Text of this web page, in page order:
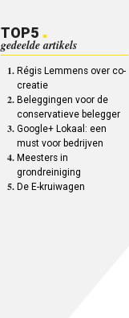
TOP5
gedeelde artikels
Régis Lemmens over co-
creatie
Beleggingen voor de
conservatieve belegger
Google+ Lokaal: een
must voor bedrijven
Meesters in
grondreiniging
De E-kruiwagen